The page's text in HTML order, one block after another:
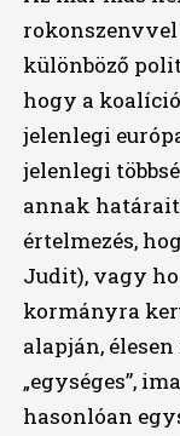
különböző
hogy a
jelenlegi
jelenlegi
annak
értelmezés,
Judit), vagy
kormányra
alapján,
„egységes”,
hasonlóan